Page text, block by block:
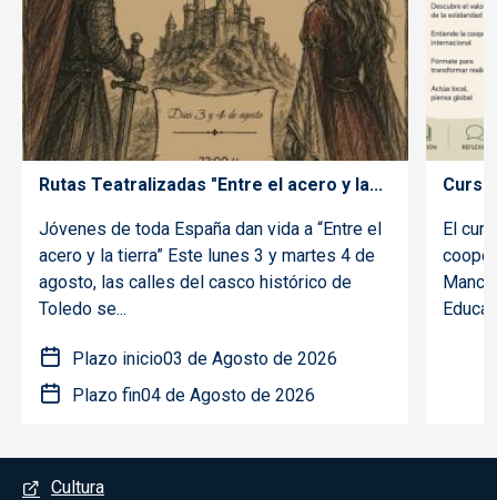
Rutas Teatralizadas "Entre el acero y la...
Jóvenes de toda España dan vida a “Entre el
acero y la tierra” Este lunes 3 y martes 4 de
agosto, las calles del casco histórico de
Toledo se...
Plazo inicio03 de Agosto de 2026
Plazo fin04 de Agosto de 2026
El
Menú del pie
Cultura